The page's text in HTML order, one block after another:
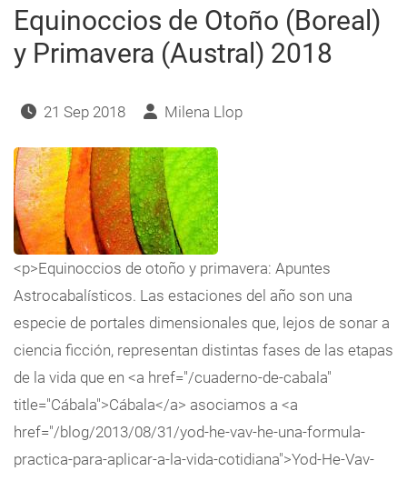
Equinoccios de Otoño (Boreal)
y Primavera (Austral) 2018
21 Sep 2018 Milena Llop
<p>Equinoccios de otoño y primavera: Apuntes
Astrocabalísticos. Las estaciones del año son una
especie de portales dimensionales que, lejos de sonar a
ciencia ficción, representan distintas fases de las etapas
de la vida que en <a href="/cuaderno-de-cabala"
title="Cábala">Cábala</a> asociamos a <a
href="/blog/2013/08/31/yod-he-vav-he-una-formula-
practica-para-aplicar-a-la-vida-cotidiana">Yod-He-Vav-